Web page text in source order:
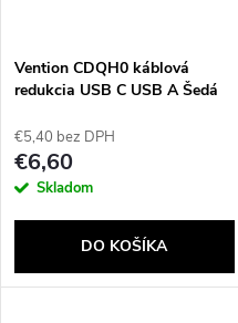
Vention CDQH0 káblová
redukcia USB C USB A Šedá
€5,40 bez DPH
€6,60
Skladom
DO KOŠÍKA